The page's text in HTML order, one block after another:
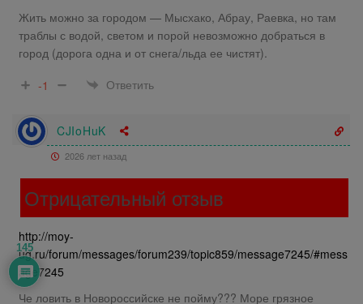
Жить можно за городом — Мысхако, Абрау, Раевка, но там
траблы с водой, светом и порой невозможно добраться в
город (дорога одна и от снега/льда ее чистят).
-1
Ответить
CJIoHuK
2026 лет назад
Отрицательный отзыв
http://moy-
ug.ru/forum/messages/forum239/topic859/message7245/#mess
age7245
Че ловить в Новороссийске не пойму??? Море грязное
145